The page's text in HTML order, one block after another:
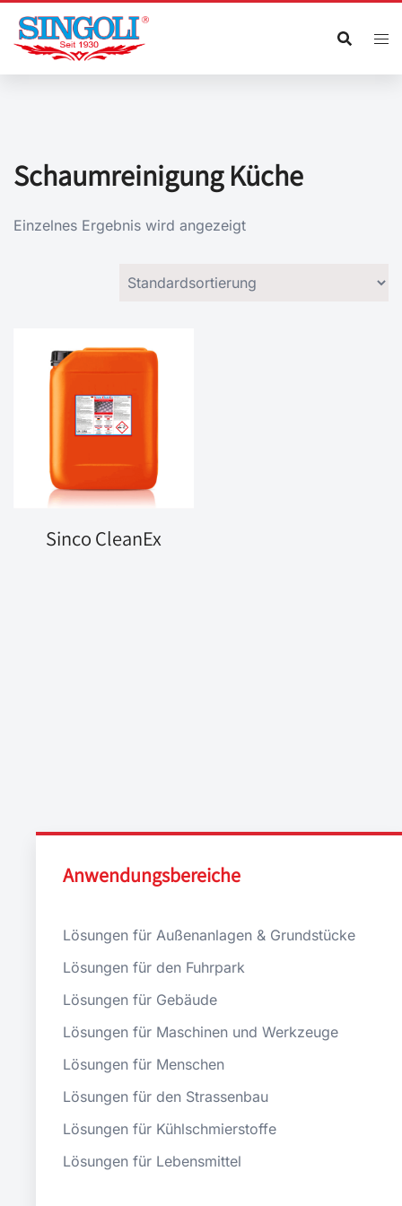
Zum
Inhalt
springen
Schaumreinigung Küche
Einzelnes Ergebnis wird angezeigt
Sinco CleanEx
Anwendungsbereiche
Lösungen für Außenanlagen & Grundstücke
Lösungen für den Fuhrpark
Lösungen für Gebäude
Lösungen für Maschinen und Werkzeuge
Lösungen für Menschen
Lösungen für den Strassenbau
Lösungen für Kühlschmierstoffe
Lösungen für Lebensmittel